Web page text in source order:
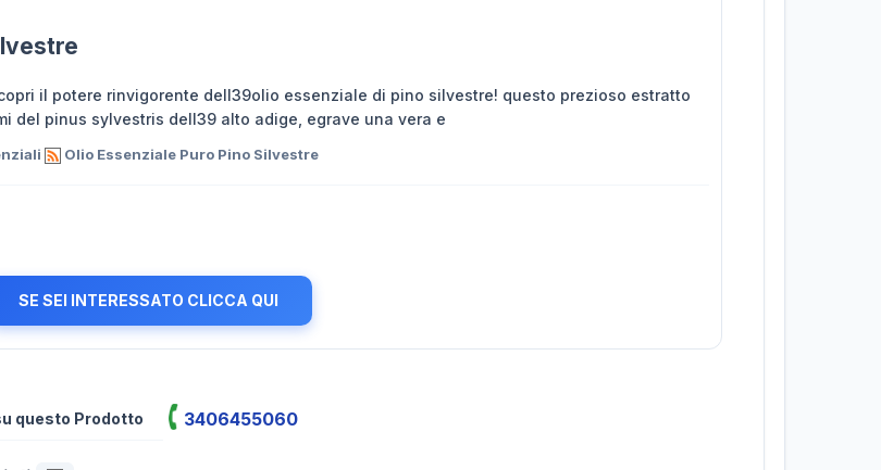
il potere rinvigorente dell39olio essenziale di pino silvestre! questo prezioso estratto
del pinus sylvestris dell39 alto adige, egrave una vera e
Olio Essenziale Puro Pino Silvestre
SE SEI INTERESSATO CLICCA QUI
questo Prodotto 3406455060